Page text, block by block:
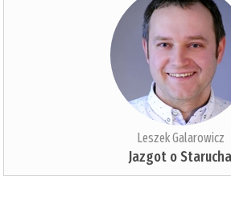
Leszek Galarowicz
Jazgot o Starucha